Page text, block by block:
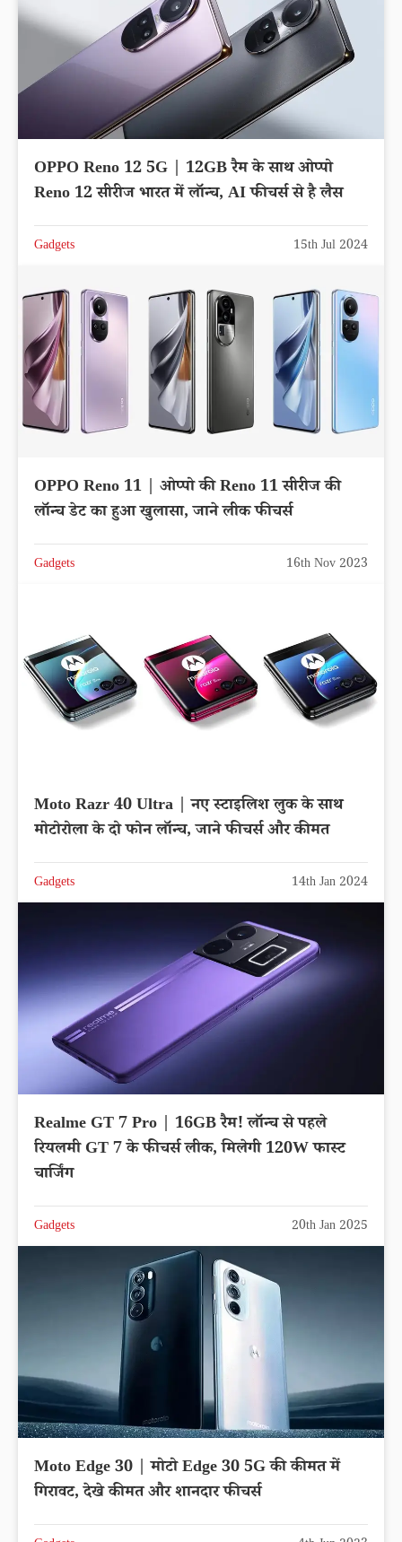
OPPO Reno 12 5G | 12GB रैम के साथ ओप्पो
Reno 12 सीरीज भारत में लॉन्च, AI फीचर्स से है लैस
Gadgets 15th Jul 2024
OPPO Reno 11 | ओप्पो की Reno 11 सीरीज की
लॉन्च डेट का हुआ खुलासा, जाने लीक फीचर्स
Gadgets 16th Nov 2023
Moto Razr 40 Ultra | नए स्टाइलिश लुक के साथ
मोटोरोला के दो फोन लॉन्च, जाने फीचर्स और कीमत
Gadgets 14th Jan 2024
Realme GT 7 Pro | 16GB रैम! लॉन्च से पहले
रियलमी GT 7 के फीचर्स लीक, मिलेगी 120W फास्ट
चार्जिंग
Gadgets 20th Jan 2025
Moto Edge 30 | मोटो Edge 30 5G की कीमत में
गिरावट, देखे कीमत और शानदार फीचर्स